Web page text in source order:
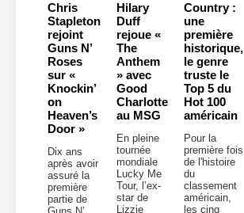
Chris
Stapleton
rejoint
Guns N’
Roses
sur «
Knockin’
on
Heaven’s
Door »
Dix ans
après avoir
assuré la
première
partie de
Hilary
Duff
rejoue «
The
Anthem
» avec
Good
Charlotte
au MSG
En pleine
tournée
mondiale
Lucky Me
Tour, l’ex-
star de
Lizzie
Country :
une
première
historique,
le genre
truste le
Top 5 du
Hot 100
américain
Pour la
première fois
de l'histoire
du
classement
américain,
les cinq